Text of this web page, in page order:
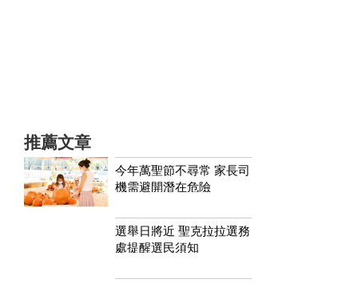
推薦文章
今年萬聖節不尋常 家長司
機需避開潛在危險
選舉日將近 聖克拉拉選務
處提醒選民須知